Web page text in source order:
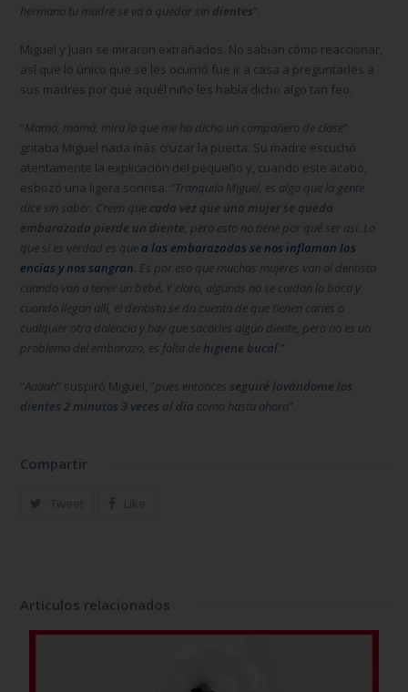
hermano tu madre se va a quedar sin dientes”.
Miguel y Juan se miraron extrañados. No sabían cómo reaccionar,
así que lo único que se les ocurrió fue ir a casa a preguntarles a
sus madres por qué aquél niño les había dicho algo tan feo.
“Mamá, mamá, mira lo que me ha dicho un compañero de clase”
gritaba Miguel nada más cruzar la puerta. Su madre escuchó
atentamente la explicación del pequeño y, cuando este acabó,
esbozó una ligera sonrisa. “Tranquilo Miguel, es algo que la gente
dice sin saber. Creen que cada vez que una mujer se queda
embarazada pierde un diente , pero esto no tiene por qué ser así. Lo
que sí es verdad es que a las embarazadas se nos inflaman las
encías y nos sangran . Es por eso que muchas mujeres van al dentista
cuando van a tener un bebé. Y claro, algunas no se cuidan la boca y
cuando llegan allí, el dentista se da cuenta de que tienen caries o
cualquier otra dolencia y hay que sacarles algún diente, pero no es un
problema del embarazo, es falta de higiene bucal .”
“Aaaah” suspiró Miguel, “pues entonces seguiré lavándome los
dientes 2 minutos 3 veces al día como hasta ahora”.
Compartir
Artículos relacionados